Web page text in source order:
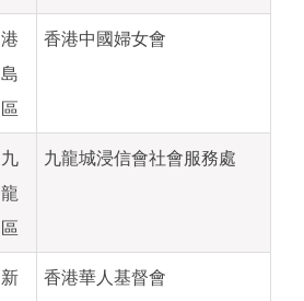
港
島
區
香港中國婦女會
九
龍
區
九龍城浸信會社會服務處
新 香港華人基督會